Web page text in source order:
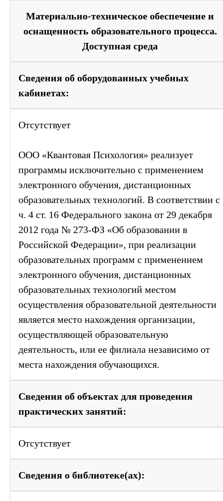
Материально-техническое обеспечение и
оснащенность образовательного процесса.
Доступная среда
Сведения об оборудованных учебных
кабинетах:
Отсутствует
ООО «Квантовая Психология» реализует
программы исключительно с применением
электронного обучения, дистанционных
образовательных технологий. В соответствии с
ч. 4 ст. 16 Федерального закона от 29 декабря
2012 года № 273-ФЗ «Об образовании в
Российской Федерации», при реализации
образовательных программ с применением
электронного обучения, дистанционных
образовательных технологий местом
осуществления образовательной деятельности
является место нахождения организации,
осуществляющей образовательную
деятельность, или ее филиала независимо от
места нахождения обучающихся.
Сведения об объектах для проведения
практических занятий:
Отсутствует
Сведения о библиотеке(ах):